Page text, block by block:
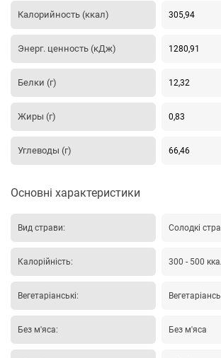
Калорийность (ккал) 305,94
Энерг. ценность (кДж) 1280,91
Белки (г) 12,32
Жиры (г) 0,83
Углеводы (г) 66,46
Основні характеристики
Вид страви: Солодкі
Калорійність: 300 - 500
Вегетаріанські:
Без м'яса: Без м'яса